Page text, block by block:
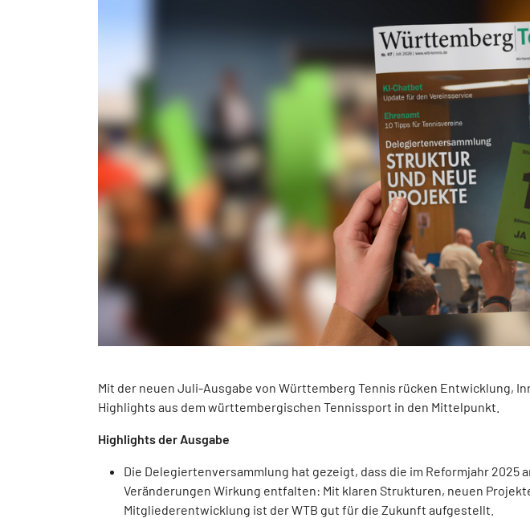
Mit der neuen Juli-Ausgabe von Württemberg Tennis rücken Entwicklung,
Highlights aus dem württembergischen Tennissport in den Mittelpunkt.
Highlights der Ausgabe
Die Delegiertenversammlung hat gezeigt, dass die im Reformjahr 2025
Veränderungen Wirkung entfalten: Mit klaren Strukturen, neuen
Mitgliederentwicklung ist der WTB gut für die Zukunft aufgestellt.